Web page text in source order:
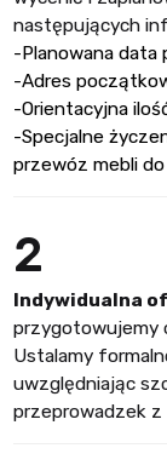
następujących
-Planowana data
-Adres
-Orientacyjna
-Specjalne
przewóz mebli do
2
Indywidualna
przygotowujemy
Ustalamy
uwzględniając
przeprowadzek z